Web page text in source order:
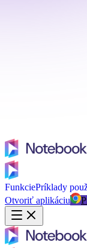
FunkciePríklady
Otvoriť aplikáciu